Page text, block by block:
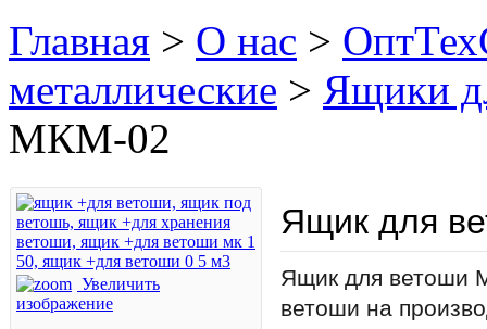
Главная > О нас >
металлические > Ящики
МКМ-02
Увеличить
изображение
Ящик для
Ящик для ветоши
ветоши на